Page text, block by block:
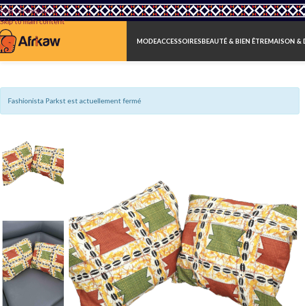
Skip to navigation
Skip to main content
MODEACCESSOIRESBEAUTÉ & BIEN ÊTREMAISON &
Fashionista Parkst est actuellement fermé